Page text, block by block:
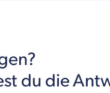
du die